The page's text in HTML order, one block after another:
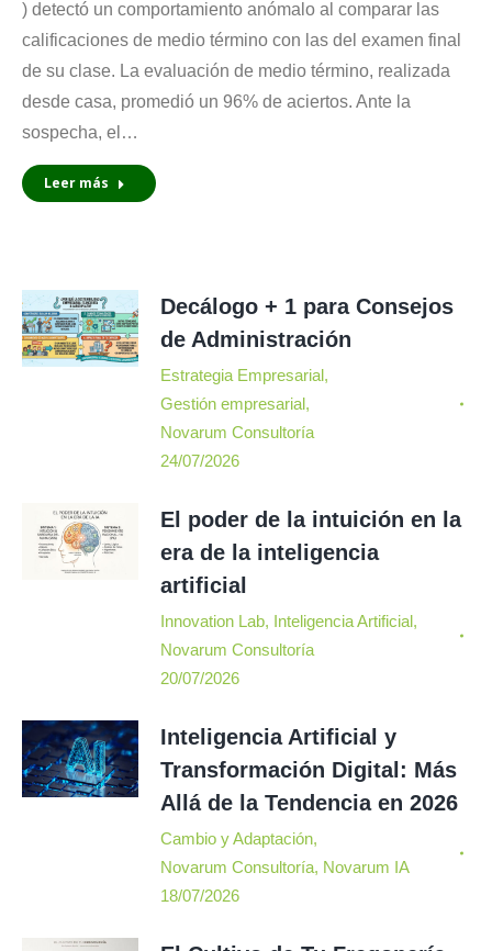
) detectó un comportamiento anómalo al comparar las
calificaciones de medio término con las del examen final
de su clase. La evaluación de medio término, realizada
desde casa, promedió un 96% de aciertos. Ante la
sospecha, el…
Leer más
Decálogo + 1 para Consejos
de Administración
Estrategia Empresarial,
Gestión empresarial,
Novarum Consultoría
24/07/2026
El poder de la intuición en la
era de la inteligencia
artificial
Innovation Lab, Inteligencia Artificial,
Novarum Consultoría
20/07/2026
Inteligencia Artificial y
Transformación Digital: Más
Allá de la Tendencia en 2026
Cambio y Adaptación,
Novarum Consultoría, Novarum IA
18/07/2026